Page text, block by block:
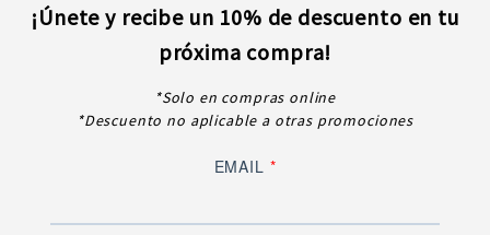
¡Únete y recibe un 10% de descuento en tu
próxima compra!
*Solo en compras online
*Descuento no aplicable a otras promociones
EMAIL *